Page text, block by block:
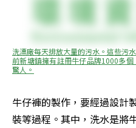
洗漂廠每天排放大量的污水。這些污
前新塘鎮擁有註冊牛仔品牌1000多
驚人。
牛仔褲的製作，要經過設計
裝等過程。其中，洗水是將